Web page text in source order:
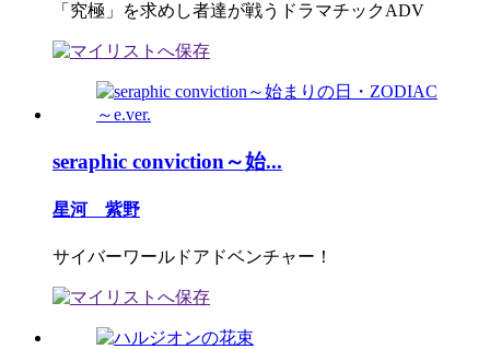
「究極」を求めし者達が戦うドラマチックADV
seraphic conviction～始...
星河 紫野
サイバーワールドアドベンチャー！